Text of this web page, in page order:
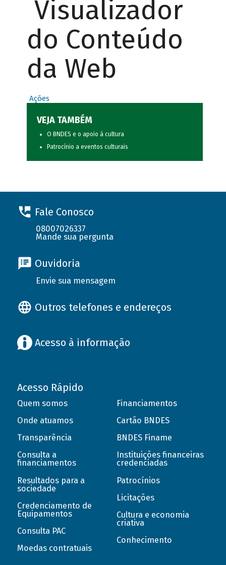
Visualizador
do Conteúdo
da Web
Ações
VEJA TAMBÉM
O BNDES e o apoio à cultura
Patrocínio a eventos culturais
Fale Conosco
08007026337
Mande sua pergunta
Ouvidoria
Envie sua mensagem
Outros telefones e endereços
Acesso à informação
Acesso Rápido
Quem somos
Onde atuamos
Transparência
Consulta a
financiamentos
Resultados para a
sociedade
Credenciamento de
Equipamentos
Consulta PAC
Moedas contratuais
Financiamentos
Cartão BNDES
BNDES Finame
Instituições financeiras
credenciadas
Patrocínios
Licitações
Cultura e economia
criativa
Conhecimento